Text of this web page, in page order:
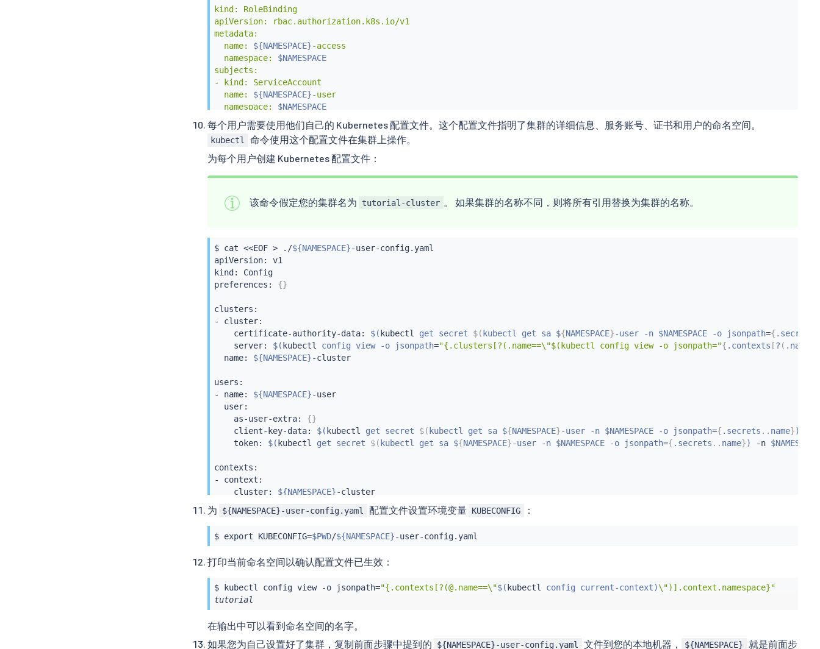
kind: RoleBinding
apiVersion: rbac.authorization.k8s.io/v1
metadata:
  name:
${NAMESPACE}-access
  namespace:
$NAMESPACE
subjects:
- kind: ServiceAccount
  name:
${NAMESPACE}-user
  namespace:
$NAMESPACE
roleRef:
  apiGroup: rbac.authorization.k8s.io
  kind: Role
  name:
${NAMESPACE}-access
kind: RoleBinding
metadata:
- kind: ServiceAccount
  name:
${NAMESPACE}
  namespace:
roleRef:
  kind: Role
  name: istio-system-access
每个用户需要使用他们自己的 Kubernetes 配置文件。这个配置文件指明了集群的详细信息、服务账号、证书和用户的命名空间。
kubectl
命令使用这个配置文件在集群上操作。
为每个用户创建 Kubernetes 配置文件：
该命令假定您的集群名为 tutorial-cluster 。 如果集群的名称不同，则将所有引用替换为集群的名称。
$ cat <<EOF > ./${NAMESPACE}-user-config.yaml
apiVersion: v1
kind: Config
preferences: {}
clusters:
- cluster:
    certificate-authority-data:
$( kubectl get secret $( kubectl get sa ${NAMESPACE}-user -n $NAMESPACE -o jsonpath={ .secrets
    server:
$( kubectl config view -o jsonpath="{.clusters[?(.name==\"$(kubectl config view -o jsonpath="{ .contexts [? ( .name
  name:
${NAMESPACE}-cluster
users:
- name: ${NAMESPACE}-user
  user:
    as-user-extra:
{}
    client-key-data:
$( kubectl get secret $( kubectl get sa ${NAMESPACE}-user -n $NAMESPACE -o jsonpath={ .secrets .. name})
    token:
$( kubectl get secret $( kubectl get sa ${NAMESPACE}-user -n $NAMESPACE -o jsonpath={ .secrets .. name}) -n $NAMESPACE
contexts:
- context:
    cluster:
${NAMESPACE}-cluster
    user:
${NAMESPACE}-user
EOF
为 ${NAMESPACE}-user-config.yaml 配置文件设置环境变量 KUBECONFIG ：
$ export KUBECONFIG=$PWD/${NAMESPACE}
打印当前命名空间以确认配置文件已生效：
$ kubectl config view -o jsonpath="{.contexts[?(@.name==\"$( kubectl config current-context)\")].context.namespace}"
tutorial
在输出中可以看到命名空间的名字。
如果您为自己设置好了集群，复制前面步骤中提到的
${NAMESPACE}-user-config.yaml 文件到您的本地机器， ${NAMESPACE} 就是前面步